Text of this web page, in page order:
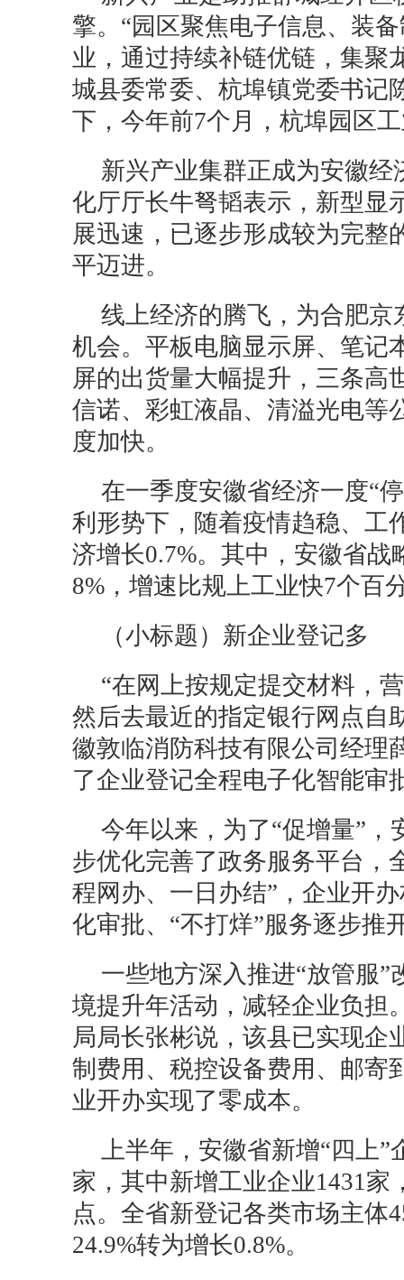
擎。“园区聚焦电子信息、装
业，通过持续补链优链，集聚
城县委常委、杭埠镇党委书记
下，今年前7个月，杭埠园区
新兴产业集群正成为安徽
化厅厅长牛弩韬表示，新型显
展迅速，已逐步形成较为完整
平迈进。
线上经济的腾飞，为合肥
机会。平板电脑显示屏、笔记
屏的出货量大幅提升，三条高
信诺、彩虹液晶、清溢光电等
度加快。
在一季度安徽省经济一度“
利形势下，随着疫情趋稳、工
济增长0.7%。其中，安徽省战
8%，增速比规上工业快7个百
（小标题）新企业登记多
“在网上按规定提交材料，
然后去最近的指定银行网点自
徽敦临消防科技有限公司经理
了企业登记全程电子化智能审
今年以来，为了“促增量”
步优化完善了政务服务平台，
程网办、一日办结”，企业开
化审批、“不打烊”服务逐步推
一些地方深入推进“放管服
境提升年活动，减轻企业负担
局局长张彬说，该县已实现企
制费用、税控设备费用、邮寄
业开办实现了零成本。
上半年，安徽省新增“四上”
家，其中新增工业企业1431家
点。全省新登记各类市场主体
24.9%转为增长0.8%。